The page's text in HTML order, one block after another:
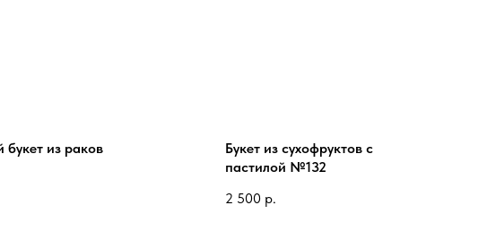
букет из раков
Букет из сухофруктов с
пастилой №132
2 500 р.